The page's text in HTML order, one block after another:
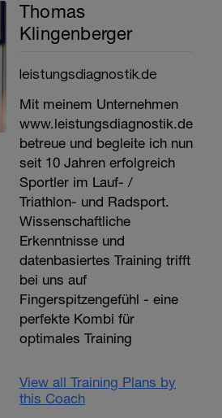
Thomas
Klingenberger
leistungsdiagnostik.de
Mit meinem Unternehmen
www.leistungsdiagnostik.de
betreue und begleite ich nun
seit 10 Jahren erfolgreich
Sportler im Lauf- /
Triathlon- und Radsport.
Wissenschaftliche
Erkenntnisse und
datenbasiertes Training trifft
bei uns auf
Fingerspitzengefühl - eine
perfekte Kombi für
optimales Training
View all Training Plans by
this Coach